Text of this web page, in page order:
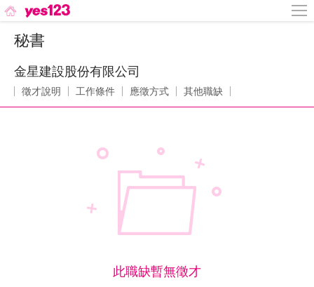
秘書
金星建設股份有限公司
徵才說明 工作條件 應徵方式 其他職缺
此職缺暫無徵才